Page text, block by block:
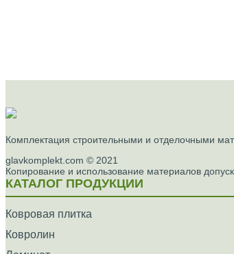
Комплектация строительными и отделочными
glavkomplekt.com © 2021
Копирование и использование материалов
КАТАЛОГ ПРОДУКЦИИ
Ковровая плитка
Ковролин